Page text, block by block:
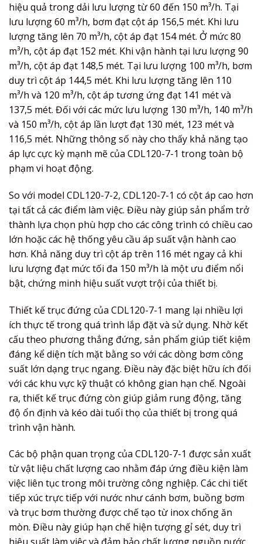
hiệu quả trong dải lưu lượng từ 60 đến 150 m³/h. Tại
lưu lượng 60 m³/h, bơm đạt cột áp 156,5 mét. Khi lưu
lượng tăng lên 70 m³/h, cột áp đạt 154 mét. Ở mức 80
m³/h, cột áp đạt 152 mét. Khi vận hành tại lưu lượng 90
m³/h, cột áp đạt 148,5 mét. Tại lưu lượng 100 m³/h, bơm
duy trì cột áp 144,5 mét. Khi lưu lượng tăng lên 110
m³/h và 120 m³/h, cột áp tương ứng đạt 141 mét và
137,5 mét. Đối với các mức lưu lượng 130 m³/h, 140 m³/h
và 150 m³/h, cột áp lần lượt đạt 130 mét, 123 mét và
116,5 mét. Những thông số này cho thấy khả năng tạo
áp lực cực kỳ mạnh mẽ của CDL120-7-1 trong toàn bộ
phạm vi hoạt động.
So với model CDL120-7-2, CDL120-7-1 có cột áp cao hơn
tại tất cả các điểm làm việc. Điều này giúp sản phẩm trở
thành lựa chọn phù hợp cho các công trình có chiều cao
lớn hoặc các hệ thống yêu cầu áp suất vận hành cao
hơn. Khả năng duy trì cột áp trên 116 mét ngay cả khi
lưu lượng đạt mức tối đa 150 m³/h là một ưu điểm nổi
bật, chứng minh hiệu suất vượt trội của thiết bị.
Thiết kế trục đứng của CDL120-7-1 mang lại nhiều lợi
ích thực tế trong quá trình lắp đặt và sử dụng. Nhờ kết
cấu theo phương thẳng đứng, sản phẩm giúp tiết kiệm
đáng kể diện tích mặt bằng so với các dòng bơm công
suất lớn dạng trục ngang. Điều này đặc biệt hữu ích đối
với các khu vực kỹ thuật có không gian hạn chế. Ngoài
ra, thiết kế trục đứng còn giúp giảm rung động, tăng
độ ổn định và kéo dài tuổi thọ của thiết bị trong quá
trình vận hành.
Các bộ phận quan trọng của CDL120-7-1 được sản xuất
từ vật liệu chất lượng cao nhằm đáp ứng điều kiện làm
việc liên tục trong môi trường công nghiệp. Các chi tiết
tiếp xúc trực tiếp với nước như cánh bơm, buồng bơm
và trục bơm thường được chế tạo từ inox chống ăn
mòn. Điều này giúp hạn chế hiện tượng gỉ sét, duy trì